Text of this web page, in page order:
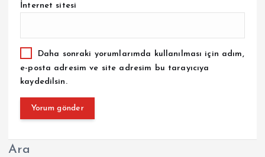
İnternet sitesi
Daha sonraki yorumlarımda kullanılması için adım,
e-posta adresim ve site adresim bu tarayıcıya
kaydedilsin.
Ara